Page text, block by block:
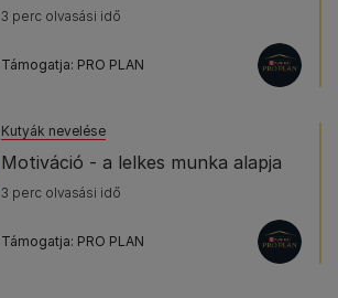
3 perc olvasási idő
Támogatja: PRO PLAN
Kutyák nevelése
Motiváció - a lelkes munka alapja
3 perc olvasási idő
Támogatja: PRO PLAN